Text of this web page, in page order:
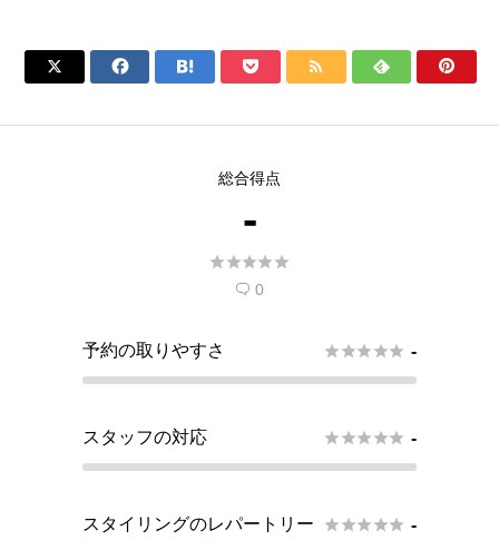
      
総合得点
-

 0
予約の取りやすさ  -
スタッフの対応  -
スタイリングのレパートリー  -